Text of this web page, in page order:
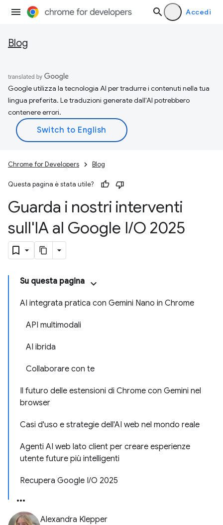
Accedi
Blog
Google utilizza la tecnologia AI per tradurre i contenuti nella tua
lingua preferita. Le traduzioni generate dall'AI potrebbero
contenere errori.
Chrome for Developers Blog
Questa pagina è stata utile?
Guarda i nostri interventi
sull'IA al Google I/O 2025
Su questa pagina
AI integrata pratica con Gemini Nano in Chrome
API multimodali
AI ibrida
Collaborare con te
Il futuro delle estensioni di Chrome con Gemini nel
browser
Casi d'uso e strategie dell'AI web nel mondo reale
Agenti AI web lato client per creare esperienze
utente future più intelligenti
Recupera Google I/O 2025
Alexandra Klepper